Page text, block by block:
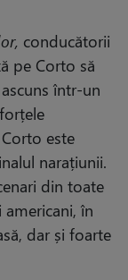
conducătorii
pe Corto să
într-un
este
narațiunii.
din toate
americani, în
dar și foarte